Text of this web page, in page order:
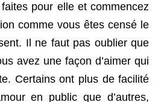
pour elle et commencez
comme vous êtes censé le
Il ne faut pas oublier que
avez une façon d’aimer qui
Certains ont plus de facilité
en public que d’autres,